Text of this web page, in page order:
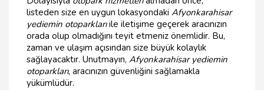
listeden size en uygun lokasyondaki Afyonkarahisar
yediemin otoparklarıile iletişime geçerek aracınızın
orada olup olmadığını teyit etmeniz önemlidir. Bu,
zaman ve ulaşım açısından size büyük kolaylık
sağlayacaktır. Unutmayın, Afyonkarahisar yediemin
otoparkları, aracınızın güvenliğini sağlamakla
yükümlüdür.